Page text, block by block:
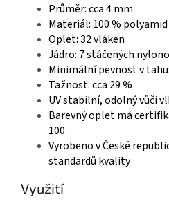
Průměr: cca 4 mm
Materiál: 100 % polyamid
Oplet: 32 vláken
Jádro: 7 stáčených
Minimální pevnost v
Tažnost: cca 29 %
UV stabilní, odolný vůči
Barevný oplet má
100
Vyrobeno v České
standardů kvality
Využití